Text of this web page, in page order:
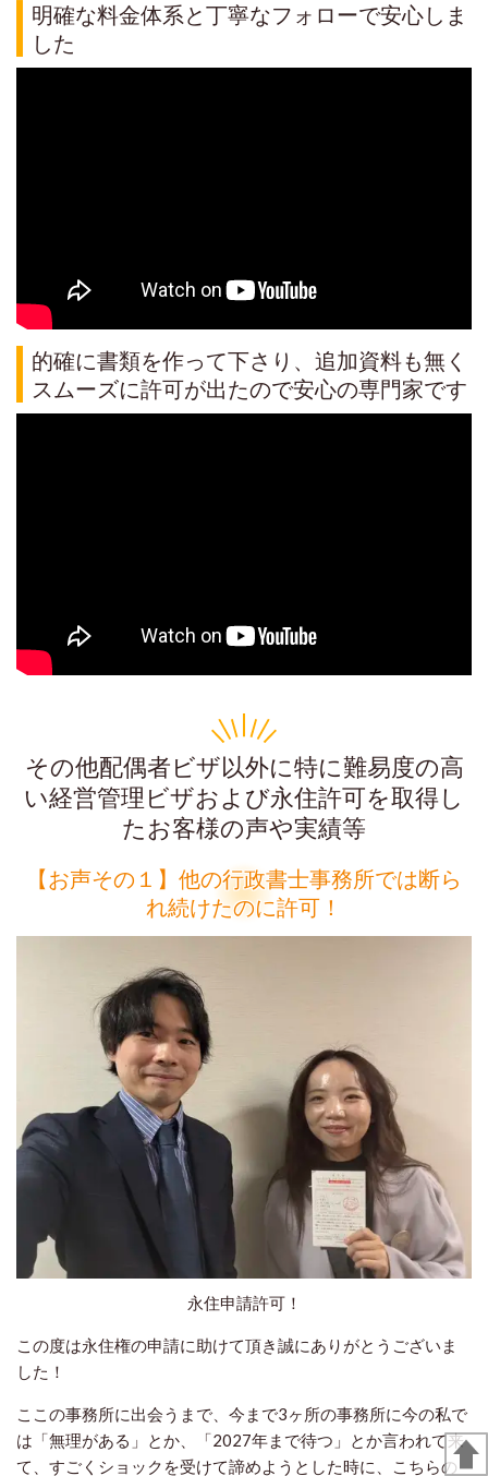
明確な料金体系と丁寧なフォローで安心しま
した
的確に書類を作って下さり、追加資料も無く
スムーズに許可が出たので安心の専門家です
その他配偶者ビザ以外に特に難易度の高
い経営管理ビザおよび永住許可を取得し
たお客様の声や実績等
【お声その１】他の行政書士事務所では断ら
れ続けたのに許可！
永住申請許可！
この度は永住権の申請に助けて頂き誠にありがとうございま
した！
ここの事務所に出会うまで、今まで3ヶ所の事務所に今の私で
は「無理がある」とか、「2027年まで待つ」とか言われて来
て、すごくショックを受けて諦めようとした時に、こちらの